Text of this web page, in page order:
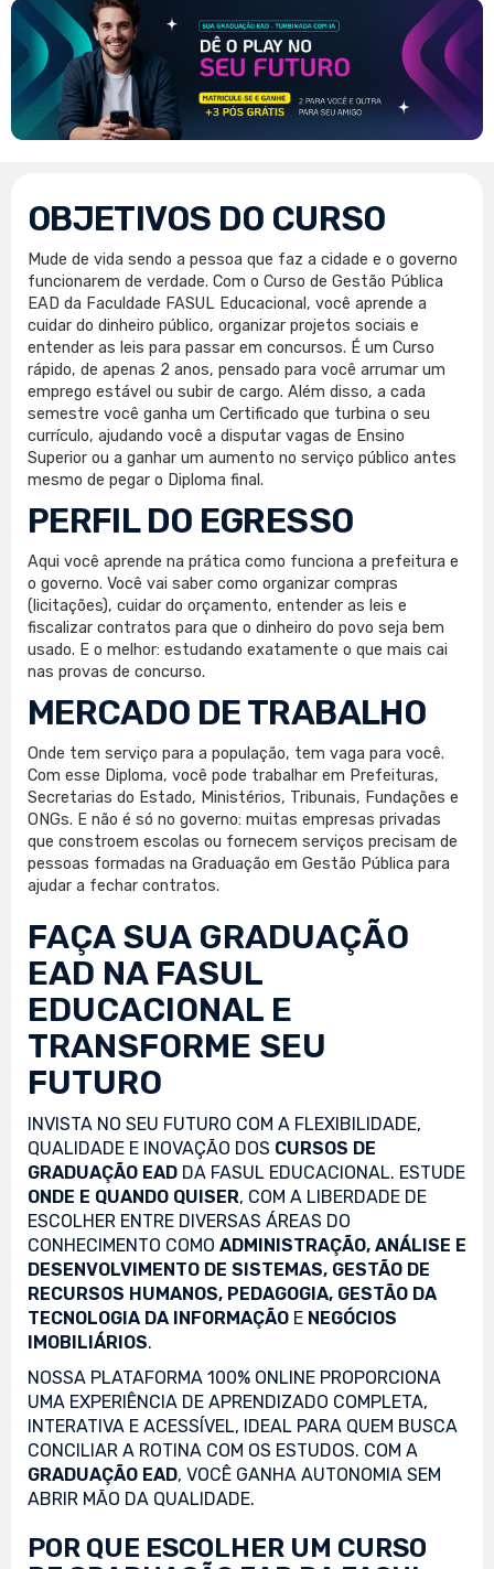
OBJETIVOS DO CURSO
Mude de vida sendo a pessoa que faz a cidade e o governo
funcionarem de verdade. Com o Curso de Gestão Pública
EAD da Faculdade FASUL Educacional, você aprende a
cuidar do dinheiro público, organizar projetos sociais e
entender as leis para passar em concursos. É um Curso
rápido, de apenas 2 anos, pensado para você arrumar um
emprego estável ou subir de cargo. Além disso, a cada
semestre você ganha um Certificado que turbina o seu
currículo, ajudando você a disputar vagas de Ensino
Superior ou a ganhar um aumento no serviço público antes
mesmo de pegar o Diploma final.
PERFIL DO EGRESSO
Aqui você aprende na prática como funciona a prefeitura e
o governo. Você vai saber como organizar compras
(licitações), cuidar do orçamento, entender as leis e
fiscalizar contratos para que o dinheiro do povo seja bem
usado. E o melhor: estudando exatamente o que mais cai
nas provas de concurso.
MERCADO DE TRABALHO
Onde tem serviço para a população, tem vaga para você.
Com esse Diploma, você pode trabalhar em Prefeituras,
Secretarias do Estado, Ministérios, Tribunais, Fundações e
ONGs. E não é só no governo: muitas empresas privadas
que constroem escolas ou fornecem serviços precisam de
pessoas formadas na Graduação em Gestão Pública para
ajudar a fechar contratos.
FAÇA SUA GRADUAÇÃO
EAD NA FASUL
EDUCACIONAL E
TRANSFORME SEU
FUTURO
INVISTA NO SEU FUTURO COM A FLEXIBILIDADE,
QUALIDADE E INOVAÇÃO DOS CURSOS DE
GRADUAÇÃO EAD DA FASUL EDUCACIONAL. ESTUDE
ONDE E QUANDO QUISER, COM A LIBERDADE DE
ESCOLHER ENTRE DIVERSAS ÁREAS DO
CONHECIMENTO COMO ADMINISTRAÇÃO, ANÁLISE E
DESENVOLVIMENTO DE SISTEMAS, GESTÃO DE
RECURSOS HUMANOS, PEDAGOGIA, GESTÃO DA
TECNOLOGIA DA INFORMAÇÃO E NEGÓCIOS
IMOBILIÁRIOS.
NOSSA PLATAFORMA 100% ONLINE PROPORCIONA
UMA EXPERIÊNCIA DE APRENDIZADO COMPLETA,
INTERATIVA E ACESSÍVEL, IDEAL PARA QUEM BUSCA
CONCILIAR A ROTINA COM OS ESTUDOS. COM A
GRADUAÇÃO EAD, VOCÊ GANHA AUTONOMIA SEM
ABRIR MÃO DA QUALIDADE.
POR QUE ESCOLHER UM CURSO